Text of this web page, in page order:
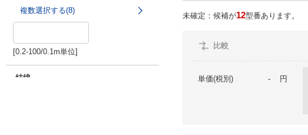
0.9
複数選択する(8)
[0.2-100/0.1m単位]
結線
未確定：候補が12型番あります。
比較
単価(税別) - 円